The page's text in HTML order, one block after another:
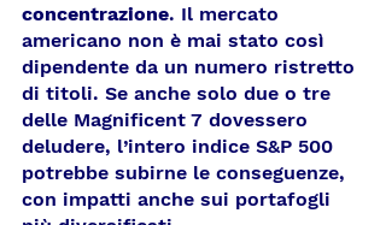
concentrazione. Il mercato
americano non è mai stato così
dipendente da un numero ristretto
di titoli. Se anche solo due o tre
delle Magnificent 7 dovessero
deludere, l’intero indice S&P 500
potrebbe subirne le conseguenze,
con impatti anche sui portafogli